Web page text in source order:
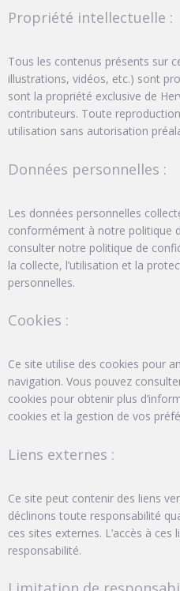
Propriété intellectuelle :
Tous les contenus présents sur
illustrations, vidéos, etc.) sont
sont la propriété exclusive de
contributeurs. Toute
utilisation sans autorisation
Données personnelles :
Les données personnelles
conformément à notre politique
consulter notre politique de
la collecte, l’utilisation et la
personnelles.
Cookies :
Ce site utilise des cookies pour
navigation. Vous pouvez
cookies pour obtenir plus
cookies et la gestion de vos
Liens externes :
Ce site peut contenir des liens
déclinons toute responsabilité
ces sites externes. L’accès à
responsabilité.